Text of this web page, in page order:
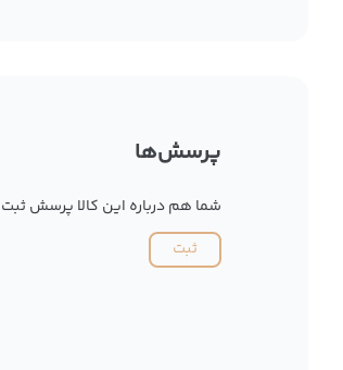
پرسش‌ها
شما هم درباره این کالا پرسش
ثبت